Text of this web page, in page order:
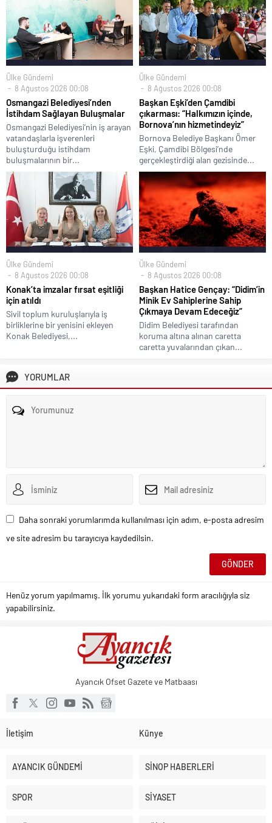
Ülke Gündemi
8 Ağustos 2026 00:08
Osmangazi Belediyesi’nden
İstihdam Sağlayan Buluşmalar
Osmangazi Belediyesi’nin iş arayan
vatandaşlarla işverenleri
buluşturduğu istihdam
buluşmalarının bir...
Ülke Gündemi
8 Ağustos 2026 00:08
Başkan Eşki’den Çamdibi
çıkarması: “Halkımızın içinde,
Bornova’nın hizmetindeyiz”
Bornova Belediye Başkanı Ömer
Eşki, Çamdibi Bölgesi’nde
gerçekleştirdiği alan gezisinde...
Ülke Gündemi
8 Ağustos 2026 00:08
Konak’ta imzalar fırsat eşitliği
için atıldı
Sivil toplum kuruluşlarıyla iş
birliklerine bir yenisini ekleyen
Konak Belediyesi,...
Ülke Gündemi
8 Ağustos 2026 00:08
Başkan Hatice Gençay: “Didim’in
Minik Ev Sahiplerine Sahip
Çıkmaya Devam Edeceğiz”
Didim Belediyesi tarafından
koruma altına alınan caretta
caretta yuvalarından çıkan...
YORUMLAR
Daha sonraki yorumlarımda kullanılması için adım, e-posta adresim
ve site adresim bu tarayıcıya kaydedilsin.
Henüz yorum yapılmamış. İlk yorumu yukarıdaki form aracılığıyla siz
yapabilirsiniz.
Ayancık Ofset Gazete ve Matbaası
İletişim Künye
AYANCIK GÜNDEMİ SİNOP HABERLERİ
SPOR SİYASET